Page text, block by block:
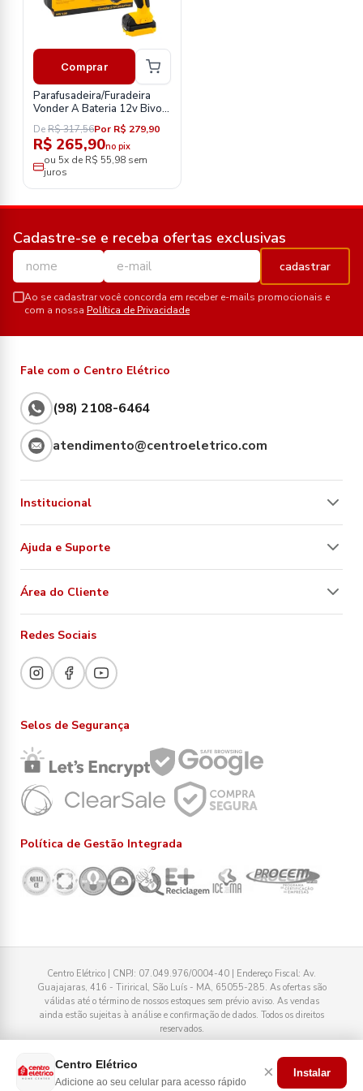
Comprar
Parafusadeira/Furadeira
Vonder A Bateria 12v Bivolt
Pfv120
DeR$ 317,56Por R$ 279,90
R$ 265,90no pix
ou 5x de R$ 55,98 sem
juros
Cadastre-se e receba ofertas exclusivas
cadastrar
Ao se cadastrar você concorda em receber e-mails promocionais e
com a nossa Política de Privacidade
Fale com o Centro Elétrico
(98) 2108-6464
atendimento@centroeletrico.com
Institucional
Ajuda e Suporte
Área do Cliente
Redes Sociais
Selos de Segurança
Política de Gestão Integrada
Centro Elétrico | CNPJ: 07.049.976/0004-40 | Endereço Fiscal: Av.
Guajajaras, 416 - Tirirical, São Luís - MA, 65055-285. As ofertas são
válidas até o término de nossos estoques sem prévio aviso. As vendas
ainda estão sujeitas à análise e confirmação de dados. Todos os direitos
reservados.
Centro Elétrico
Adicione ao seu celular para acesso rápido × Instalar